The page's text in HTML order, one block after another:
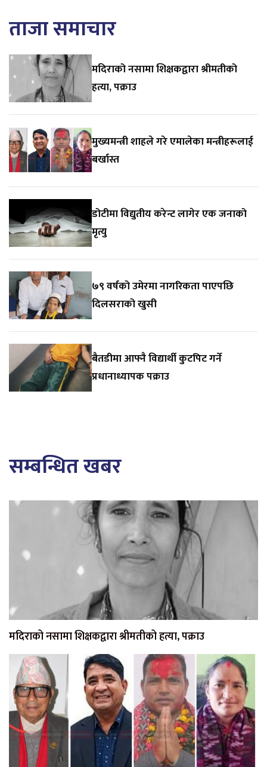
ताजा समाचार
मदिराको नसामा शिक्षकद्वारा श्रीमतीको
हत्या, पक्राउ
मुख्यमन्त्री शाहले गरे एमालेका मन्त्रीहरूलाई
बर्खास्त
डोटीमा विद्युतीय करेन्ट लागेर एक जनाको
मृत्यु
७९ वर्षको उमेरमा नागरिकता पाएपछि
दिलसराको खुसी
बैतडीमा आफ्नै विद्यार्थी कुटपिट गर्ने
प्रधानाध्यापक पक्राउ
सम्बन्धित खबर
मदिराको नसामा शिक्षकद्वारा श्रीमतीको हत्या, पक्राउ